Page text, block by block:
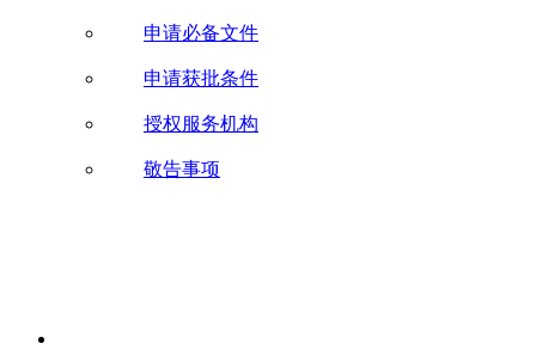
申请必备文件
申请获批条件
授权服务机构
敬告事项